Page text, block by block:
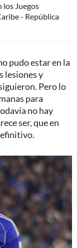
los Juegos
- República
pudo estar en la
lesiones y
Pero lo
para
no hay
ser, que en